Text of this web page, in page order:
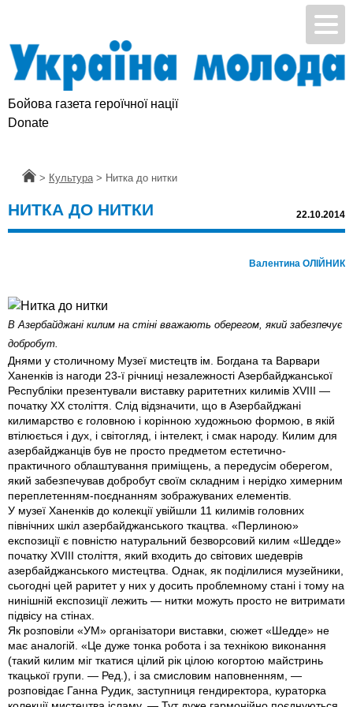
Бойова газета героїчної нації
Donate
Головна
> Культура > Нитка до нитки
НИТКА ДО НИТКИ 22.10.2014
Валентина ОЛІЙНИК
В Азербайджані килим на стіні вважають оберегом, який забезпечує
добробут.
Днями у столичному Музеї мистецтв ім. Богдана та Варвари
Ханенків iз нагоди 23-ї річниці незалежності Азербайджанської
Республіки презентували виставку раритетних килимів XVIII —
початку XX століття. Слід відзначити, що в Азербайджані
килимарство є головною і корінною художньою формою, в якій
втілюється і дух, і світогляд, і інтелект, і смак народу. Килим для
азербайджанців був не просто предметом естетично-
практичного облаштування приміщень, а передусім оберегом,
який забезпечував добробут своїм складним і нерідко химерним
переплетенням-поєднанням зображуваних елементів.
У музеї Ханенків до колекцiї увійшли 11 килимів головних
північних шкіл азербайджанського ткацтва. «Перлиною»
експозиції є повністю натуральний безворсовий килим «Шедде»
початку XVIII століття, який входить до світових шедеврів
азербайджанського мистецтва. Однак, як поділилися музейники,
сьогодні цей раритет у них у досить проблемному стані і тому на
нинішній експозиції лежить — нитки можуть просто не витримати
підвісу на стінах.
Як розповіли «УМ» організатори виставки, сюжет «Шедде» не
має аналогій. «Це дуже тонка робота і за технікою виконання
(такий килим міг ткатися цілий рік цілою когортою майстринь
ткацької групи. — Ред.), і за смисловим наповненням, —
розповідає Ганна Рудик, заступниця гендиректора, кураторка